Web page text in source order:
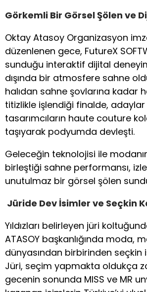
Görkemli Bir Görsel Şölen ve
Oktay Atasoy Organizasyon
düzenlenen gece, FutureX
sunduğu interaktif dijital
dışında bir atmosfere sahne
halıdan sahne şovlarına kadar
titizlikle işlendiği finalde, adaylar
tasarımcıların haute couture
taşıyarak podyumda devleşti.
Geleceğin teknolojisi ile
birleştiği sahne performansı,
unutulmaz bir görsel şölen
Jüride Dev İsimler ve Seçkin
Yıldızları belirleyen jüri
ATASOY başkanlığında moda,
dünyasından birbirinden seçkin
Jüri, seçim yapmakta oldukça
gecenin sonunda MISS ve MR